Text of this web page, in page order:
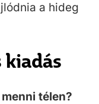
a hideg
kiadás
télen?